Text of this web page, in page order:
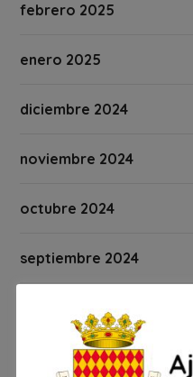
febrero 2025
enero 2025
diciembre 2024
noviembre 2024
octubre 2024
septiembre 2024
agosto 2024
julio 2024